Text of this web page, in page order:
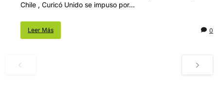
Chile , Curicó Unido se impuso por...
Leer Más 0